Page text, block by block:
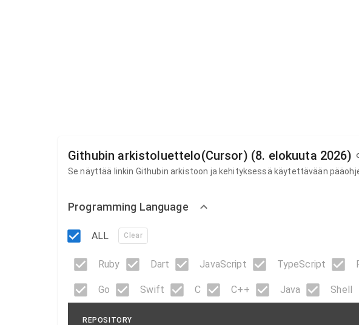
Githubin arkistoluettelo(Cursor) (8. elokuuta 2026)
Se näyttää linkin Githubin arkistoon ja kehityksessä käytettävään
Programming Language
ALL Clear
Ruby Dart JavaScript TypeScript
Go Swift C C++ Java Shell
REPOSITORY